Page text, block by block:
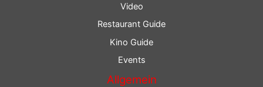
Video
Restaurant Guide
Kino Guide
Events
Allgemein